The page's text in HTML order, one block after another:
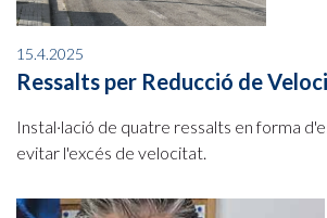
15.4.2025
Ressalts per Reducció de
Instal·lació de quatre ressalts en forma
evitar l'excés de velocitat.